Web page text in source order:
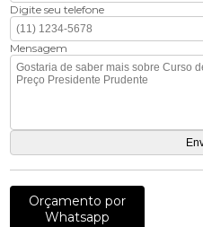
Digite seu telefone
Mensagem
Orçamento por
Whatsapp